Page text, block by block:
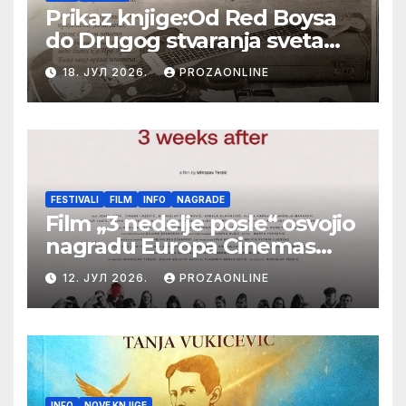
Prikaz knjige:Od Red Boysa
do Drugog stvaranja sveta
(bilo neko vreme pošteno)
(autor- Zlatomira Sremca,
Botoš 2022. godine,
samizdat)
18. ЈУЛ 2026. PROZAONLINE
FESTIVALI FILM INFO NAGRADE
Film „3 nedelje posle“ osvojio
nagradu Europa Cinemas
Label na Filmskom festivalu
u Karlovim Varima
12. ЈУЛ 2026. PROZAONLINE